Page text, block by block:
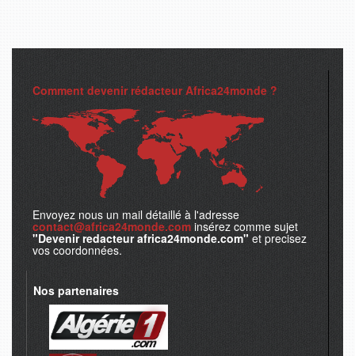
Comment devenir rédacteur Africa24monde ?
Envoyez nous un mail détaillé à l'adresse
contact@africa24monde.com insérez comme sujet
"Devenir redacteur africa24monde.com" et precisez
vos coordonnées.
Nos partenaires